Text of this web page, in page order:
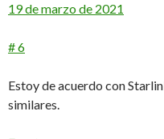
19 de marzo de 2021
# 6
Estoy de acuerdo con
similares.